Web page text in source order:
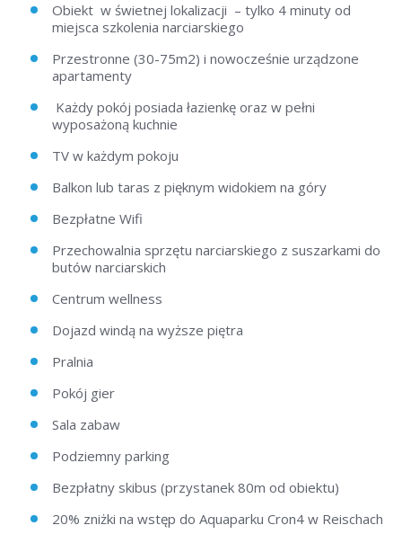
Obiekt w świetnej lokalizacji – tylko 4 minuty od
miejsca szkolenia narciarskiego
Przestronne (30-75m2) i nowocześnie urządzone
apartamenty
Każdy pokój posiada łazienkę oraz w pełni
wyposażoną kuchnie
TV w każdym pokoju
Balkon lub taras z pięknym widokiem na góry
Bezpłatne Wifi
Przechowalnia sprzętu narciarskiego z suszarkami do
butów narciarskich
Centrum wellness
Dojazd windą na wyższe piętra
Pralnia
Pokój gier
Sala zabaw
Podziemny parking
Bezpłatny skibus (przystanek 80m od obiektu)
20% zniżki na wstęp do Aquaparku Cron4 w Reischach